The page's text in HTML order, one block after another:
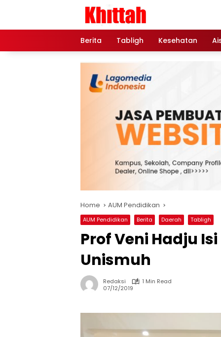
Berita
Tabligh Kesehatan
Home AUM Pendidikan
AUM Pendidikan Berita Daerah Tabligh
Prof Veni Hadju
Unismuh
Redaksi
1 Min Read
07/12/2019